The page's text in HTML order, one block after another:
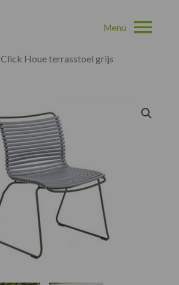
Click Houe terrasstoel grijs